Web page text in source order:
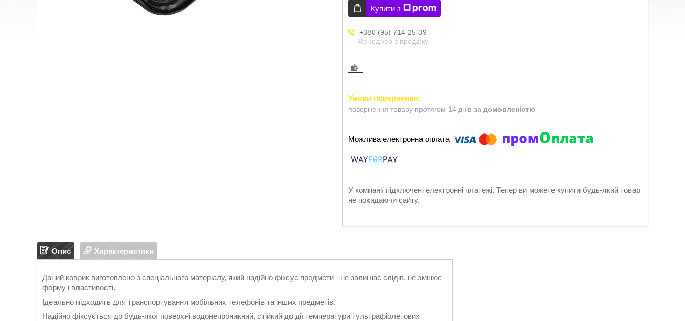
Купити з
+380 (95) 714-25-39
Менеджер з продажу
повернення товару протягом 14 днів за домовленістю
У компанії підключені електронні платежі. Тепер ви можете купити будь-який товар
не покидаючи сайту.
Опис Характеристики
Даний коврик виготовлено з спеціального матеріалу, який надійно фіксує предмети - не залишає слідів, не змінює
форму і властивості.
Ідеально підходить для транспортування мобільних телефонів та інших предметів.
Надійно фіксується до будь-якої поверхні водонепроникний, стійкий до дії температури і ультрафіолетових